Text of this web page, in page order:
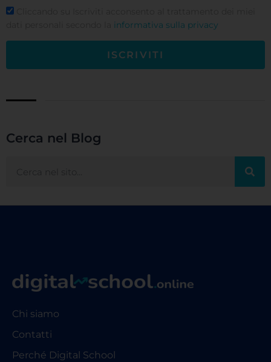
informativa sulla privacy
ISCRIVITI
Cerca nel Blog
Chi siamo
Contatti
Perché Digital School